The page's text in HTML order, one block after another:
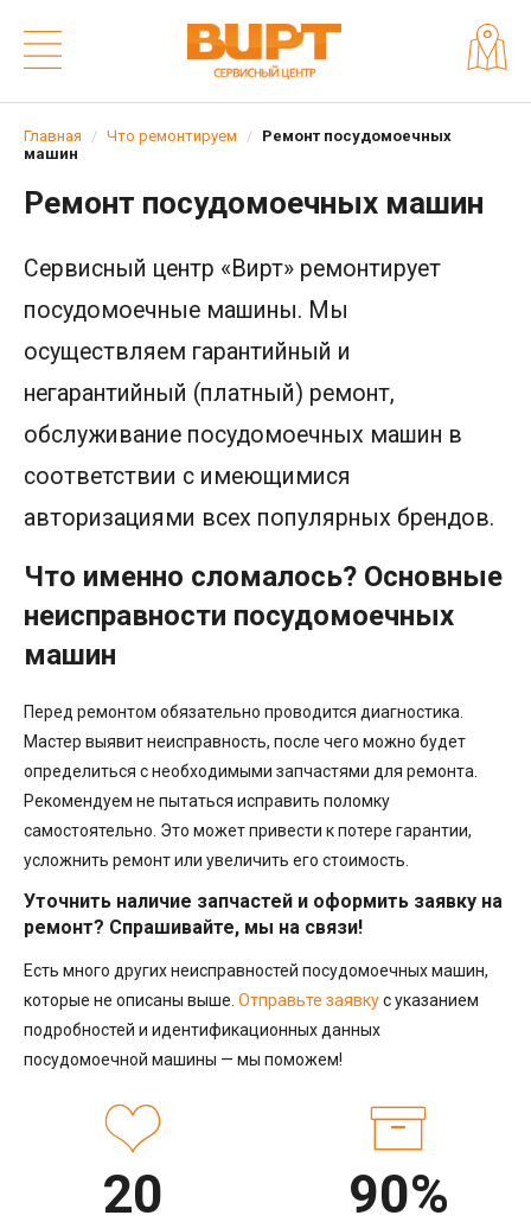
Главная Что ремонтируем
Ремонт посудомоечных
машин
Ремонт посудомоечных машин
Сервисный центр «Вирт» ремонтирует
посудомоечные машины. Мы
осуществляем гарантийный и
негарантийный (платный) ремонт,
обслуживание посудомоечных машин в
соответствии с имеющимися
авторизациями всех популярных брендов.
Что именно сломалось? Основные
неисправности посудомоечных
машин
Перед ремонтом обязательно проводится диагностика.
Мастер выявит неисправность, после чего можно будет
определиться с необходимыми запчастями для ремонта.
Рекомендуем не пытаться исправить поломку
самостоятельно. Это может привести к потере гарантии,
усложнить ремонт или увеличить его стоимость.
Уточнить наличие запчастей и оформить заявку на
ремонт? Спрашивайте, мы на связи!
Есть много других неисправностей посудомоечных машин,
которые не описаны выше. Отправьте заявкус указанием
подробностей и идентификационных данных
посудомоечной машины — мы поможем!
20 90%